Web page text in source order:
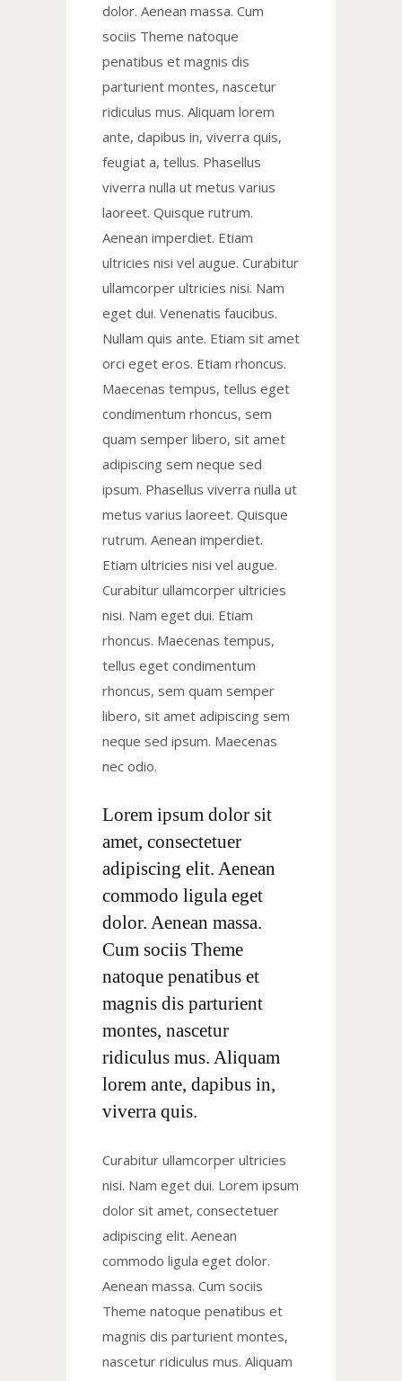
dolor. Aenean massa. Cum
sociis Theme natoque
penatibus et magnis dis
parturient montes, nascetur
ridiculus mus. Aliquam lorem
ante, dapibus in, viverra quis,
feugiat a, tellus. Phasellus
viverra nulla ut metus varius
laoreet. Quisque rutrum.
Aenean imperdiet. Etiam
ultricies nisi vel augue. Curabitur
ullamcorper ultricies nisi. Nam
eget dui. Venenatis faucibus.
Nullam quis ante. Etiam sit amet
orci eget eros. Etiam rhoncus.
Maecenas tempus, tellus eget
condimentum rhoncus, sem
quam semper libero, sit amet
adipiscing sem neque sed
ipsum. Phasellus viverra nulla ut
metus varius laoreet. Quisque
rutrum. Aenean imperdiet.
Etiam ultricies nisi vel augue.
Curabitur ullamcorper ultricies
nisi. Nam eget dui. Etiam
rhoncus. Maecenas tempus,
tellus eget condimentum
rhoncus, sem quam semper
libero, sit amet adipiscing sem
neque sed ipsum. Maecenas
nec odio.
Lorem ipsum dolor sit
amet, consectetuer
adipiscing elit. Aenean
commodo ligula eget
dolor. Aenean massa.
Cum sociis Theme
natoque penatibus et
magnis dis parturient
montes, nascetur
ridiculus mus. Aliquam
lorem ante, dapibus in,
viverra quis.
Curabitur ullamcorper ultricies
nisi. Nam eget dui. Lorem ipsum
dolor sit amet, consectetuer
adipiscing elit. Aenean
commodo ligula eget dolor.
Aenean massa. Cum sociis
Theme natoque penatibus et
magnis dis parturient montes,
nascetur ridiculus mus. Aliquam